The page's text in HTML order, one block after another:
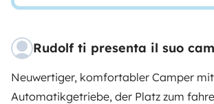
Rudolf ti presenta il suo
Neuwertiger, komfortabler Camper mit
Automatikgetriebe, der Platz zum